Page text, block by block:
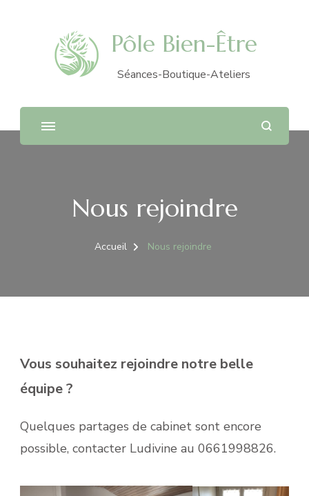
Pôle Bien-Être
Séances-Boutique-Ateliers
Nous rejoindre
Accueil Nous rejoindre
Vous souhaitez rejoindre notre belle
équipe ?
Quelques partages de cabinet sont encore
possible, contacter Ludivine au 0661998826.